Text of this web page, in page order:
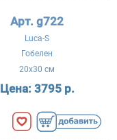
Арт. g722
Luca-S
Гобелен
20x30 см
Цена: 3795 р.